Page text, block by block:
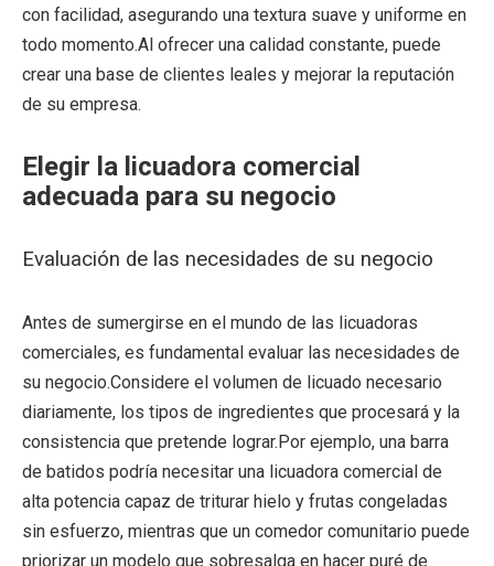
con facilidad, asegurando una textura suave y uniforme en
todo momento.Al ofrecer una calidad constante, puede
crear una base de clientes leales y mejorar la reputación
de su empresa.
Elegir la licuadora comercial
adecuada para su negocio
Evaluación de las necesidades de su negocio
Antes de sumergirse en el mundo de las licuadoras
comerciales, es fundamental evaluar las necesidades de
su negocio.Considere el volumen de licuado necesario
diariamente, los tipos de ingredientes que procesará y la
consistencia que pretende lograr.Por ejemplo, una barra
de batidos podría necesitar una licuadora comercial de
alta potencia capaz de triturar hielo y frutas congeladas
sin esfuerzo, mientras que un comedor comunitario puede
priorizar un modelo que sobresalga en hacer puré de